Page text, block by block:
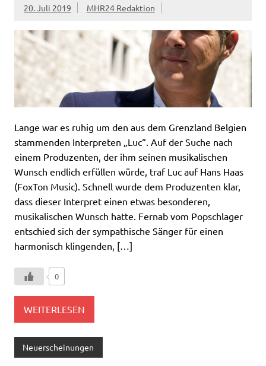
20. Juli 2019 MHR24 Redaktion
Lange war es ruhig um den aus dem Grenzland Belgien
stammenden Interpreten „Luc“. Auf der Suche nach
einem Produzenten, der ihm seinen musikalischen
Wunsch endlich erfüllen würde, traf Luc auf Hans Haas
(FoxTon Music). Schnell wurde dem Produzenten klar,
dass dieser Interpret einen etwas besonderen,
musikalischen Wunsch hatte. Fernab vom Popschlager
entschied sich der sympathische Sänger für einen
harmonisch klingenden, […]
0
WEITERLESEN
Neuerscheinungen